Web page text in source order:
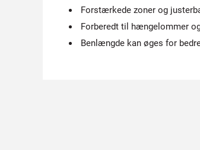
Forstærkede zoner og
Forberedt til hængelommer
Benlængde kan øges for